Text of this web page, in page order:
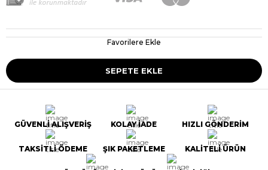
Favorilere Ekle
GÜVENLİ ALIŞVERİŞ KOLAY İADE HIZLI GÖNDERİM
TAKSİTLİ ÖDEME ŞIK PAKETLEME KALİTELİ ÜRÜN